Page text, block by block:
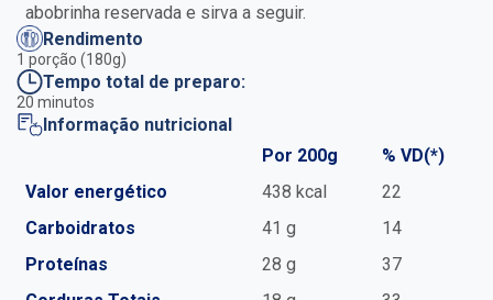
abobrinha reservada e sirva a seguir.
Rendimento
1 porção (180g)
Tempo total de preparo:
20 minutos
Informação nutricional
Por 200g
% VD(*)
Valor energético
438 kcal
22
Carboidratos
41 g
14
Proteínas
28 g
37